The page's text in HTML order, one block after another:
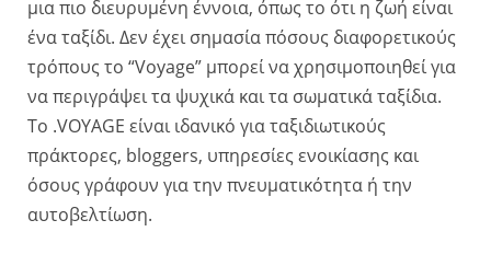
μια πιο διευρυμένη έννοια, όπως το ότι η ζωή είναι
ένα ταξίδι. Δεν έχει σημασία πόσους διαφορετικούς
τρόπους το “Voyage” μπορεί να χρησιμοποιηθεί για
να περιγράψει τα ψυχικά και τα σωματικά ταξίδια.
Το .VOYAGE είναι ιδανικό για ταξιδιωτικούς
πράκτορες, bloggers, υπηρεσίες ενοικίασης και
όσους γράφουν για την πνευματικότητα ή την
αυτοβελτίωση.